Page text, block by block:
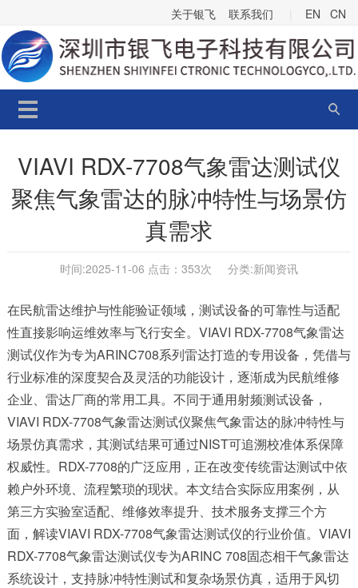
关于银飞 联系我们 EN CN
VIAVI RDX-7708气象雷达测试仪
聚焦气象雷达的脉冲特性与场景仿
真需求
时间:2025-11-06 点击： 353次 分类:新闻资讯
在民航雷达维护与性能验证领域，测试设备的可靠性与适配
性直接影响运维效率与飞行安全。VIAVI RDX-7708气象雷达
测试仪作为专为ARINC708系列雷达打造的专用设备，凭借与
行业标准的深度契合及灵活的功能设计，逐渐成为民航维修
企业、雷达厂商的常用工具。不同于通用射频测试设备，
VIAVI RDX-7708气象雷达测试仪聚焦气象雷达的脉冲特性与
场景仿真需求，其测试结果可通过NIST可追溯校准体系保障
权威性。RDX-7708的广泛应用，正在改变传统雷达测试中依
赖户外环境、流程繁琐的现状。本文结合实际应用案例，从
第三方实验室适配、维修效率提升、技术服务支撑三个方
面，解读VIAVI RDX-7708气象雷达测试仪的行业价值。VIAVI
RDX-7708气象雷达测试仪专为ARINC 708固态相干气象雷达
系统设计，支持脉冲特性测试和复杂场景仿真，适用于风切